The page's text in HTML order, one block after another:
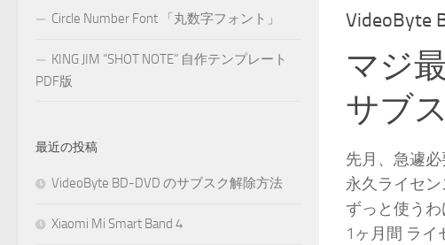
VideoByte
マジ最
サブ
先月、急遽必
永久ライセン
ずっと使う
1ヶ月間 ライ
Circle Number Font 「丸数字フォント」
KING JIM “SHOT NOTE” 自作テンプレート
PDF版
最近の投稿
VideoByte BD-DVD のサブスク解除方法
Xiaomi Mi Smart Band 4